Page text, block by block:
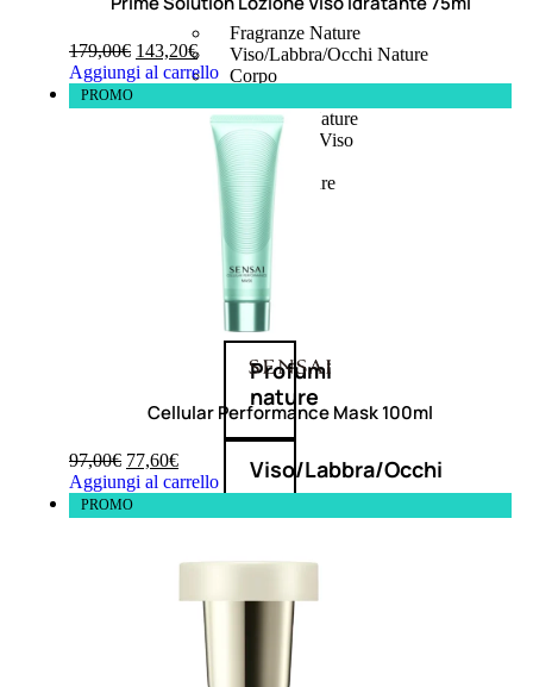
Fragranze Nature
Viso/Labbra/Occhi Nature
Corpo
Maschera Nature
Trattamenti Viso
Detergenza
Bagno Nature
Deodoranti
Profumi
nature
Viso/Labbra/Occhi
Mani
179,00€ 143,20€
Aggiungi al carrello
PROMO
Cellular Performance Mask 100ml
97,00€ 77,60€
Aggiungi al carrello
PROMO